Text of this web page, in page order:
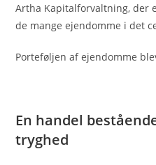
Artha Kapitalforvaltning, der
de mange ejendomme i det
Porteføljen af ejendomme
En handel
tryghed